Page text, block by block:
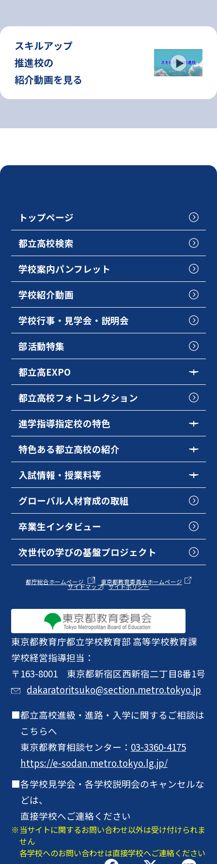
スキルアップ
推進校の
紹介動画を見る
東京都教育庁都立学校教育部 高等学校教育課
学校経営指導担当：
〒163-8001 東京都新宿区西新宿二丁目8番1号
dakaratoritsuko@section.metro.tokyo.jp
都立高校進級・進路・入学に関するご相談は
こちらへ
東京都教育相談センター： 03-3360-4175
https://e-sodan.metro.tokyo.lg.jp/
各学校見学会・各学校説明会のキャンセルな
どは、
直接学校へご連絡ください
当サイトに関するお問い合わせ以外は受け付けられま
せん
各学校へのお問い合わせは直接学校へご連絡ください
トップページ
都立高校検索
学校案内パンフレット
学校紹介動画
学校行事・見学会・説明会
部活動特集
都立高EXPO
都立高校フォトコレクション
進学指導指定校の特色
特色ある都立高校の紹介
入試情報・授業料等
グローバル人材育成の取組
卒業生インタビュー
次世代の学びの基盤プロジェクト
都庁総合ホームページ 東京都教育委員会ホームページ
サイトマップ サイトポリシー